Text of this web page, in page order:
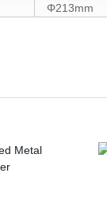
Φ213mm